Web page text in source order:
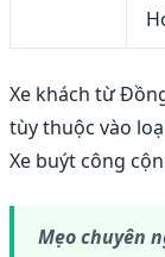
Xe khách từ
tùy thuộc vào
Xe buýt công
Mẹo chuyên